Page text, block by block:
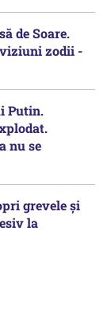
de Soare.
zodii -
Putin.
nu se
grevele și
la